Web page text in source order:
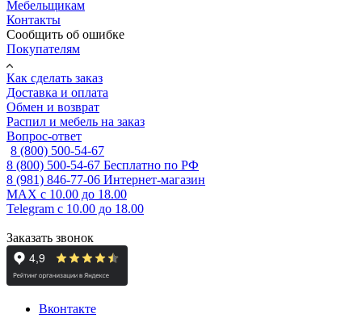
Мебельщикам
Контакты
Сообщить об ошибке
Покупателям
Как сделать заказ
Доставка и оплата
Обмен и возврат
Распил и мебель на заказ
Вопрос-ответ
8 (800) 500-54-67
8 (800) 500-54-67 Бесплатно по РФ
8 (981) 846-77-06 Интернет-магазин
MAX с 10.00 до 18.00
Telegram с 10.00 до 18.00
Заказать звонок
Вконтакте